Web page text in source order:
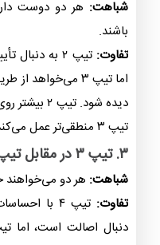
شباهت: هر دو دوست
باشند.
تفاوت:
تیپ ۲ به
اما تیپ ۳
دیده شود.
تیپ ۳ منطقی‌تر عمل می‌کند.
۳. تیپ ۳ در مقابل تیپ ۴ (فردگرا)
شباهت: هر دو می‌خواهند
تفاوت:
تیپ ۴ با